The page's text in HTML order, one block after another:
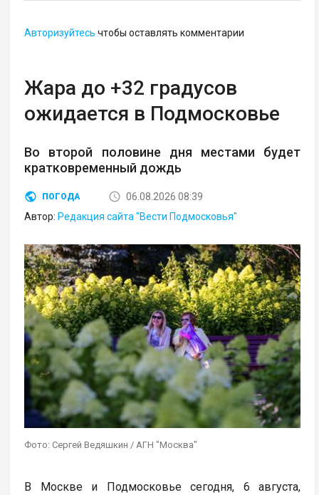
Авторизуйтесь чтобы оставлять комментарии
Жара до +32 градусов
ожидается в Подмосковье
Во второй половине дня местами будет
кратковременный дождь
ПОГОДА
06.08.2026 08:39
Автор: Редакция сайта "Вести Подмосковья"
Фото: Сергей Ведяшкин / АГН "Москва"
В Москве и Подмосковье сегодня, 6 августа,